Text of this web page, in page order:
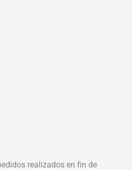
realizados en fin de